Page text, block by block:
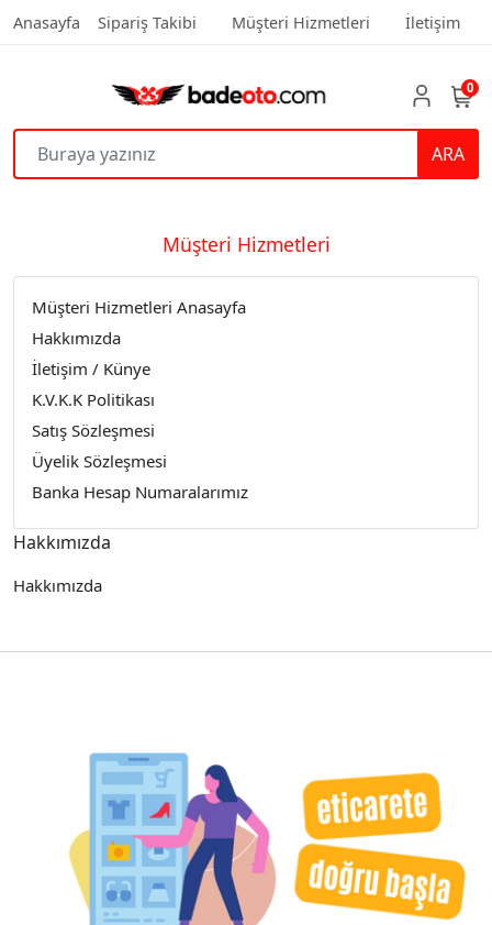
Anasayfa Sipariş Takibi Müşteri Hizmetleri İletişim
ARA
0
Müşteri Hizmetleri
Müşteri Hizmetleri Anasayfa
Hakkımızda
İletişim / Künye
K.V.K.K Politikası
Satış Sözleşmesi
Üyelik Sözleşmesi
Banka Hesap Numaralarımız
Hakkımızda
Hakkımızda